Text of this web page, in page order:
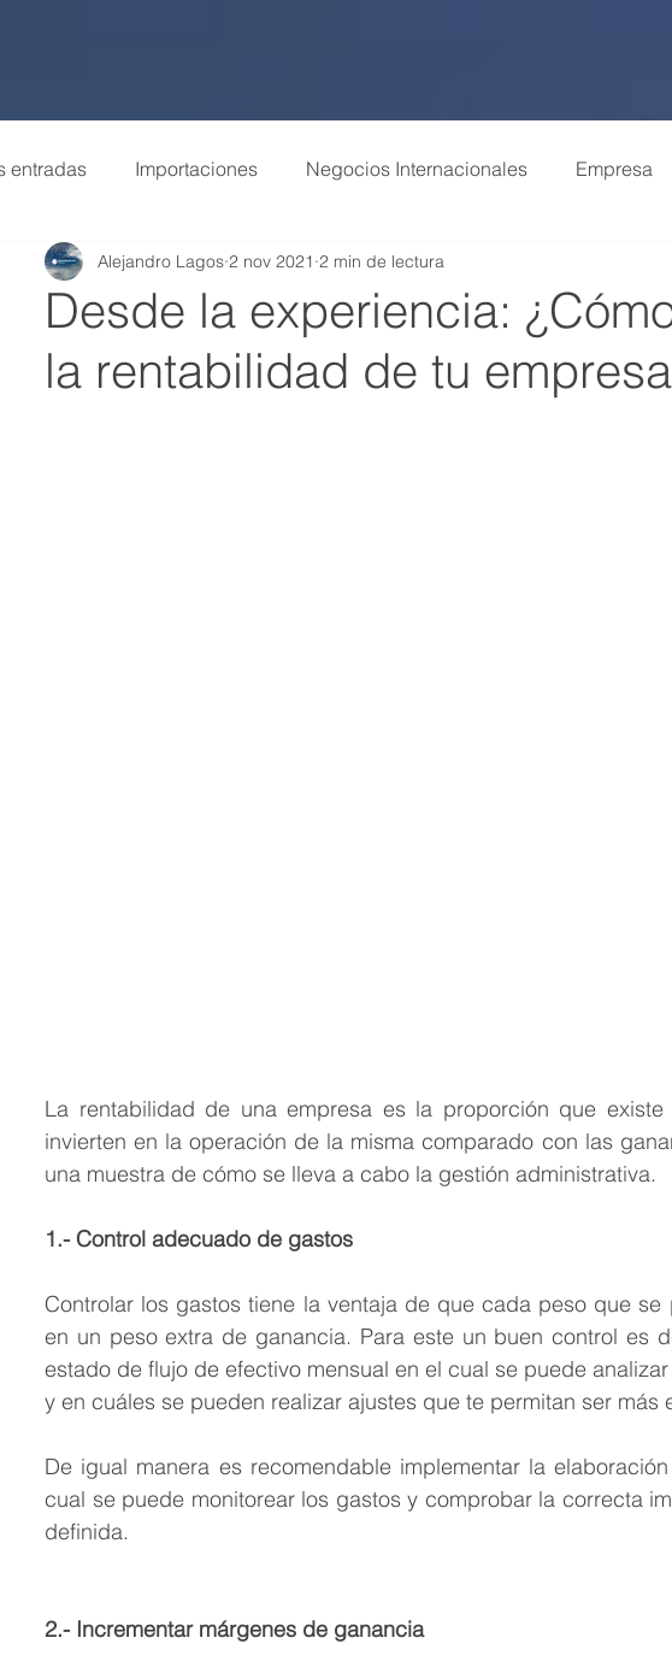
entradas Importaciones Negocios Internacionales Empresa
Desde la experiencia:
la rentabilidad de tu
Alejandro Lagos 2 nov 2021 2 min de lectura
La rentabilidad de una empresa es la proporción que
invierten en la operación de la misma comparado con las
una muestra de cómo se lleva a cabo la gestión administrativa.
1.- Control adecuado de gastos
Controlar los gastos tiene la ventaja de que cada peso que se
en un peso extra de ganancia. Para este un buen control es
estado de flujo de efectivo mensual en el cual se puede
y en cuáles se pueden realizar ajustes que te permitan ser más
De igual manera es recomendable implementar la
cual se puede monitorear los gastos y comprobar la correcta
definida.
2.- Incrementar márgenes de ganancia